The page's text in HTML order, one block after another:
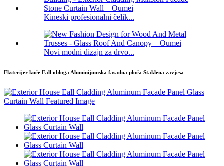
Kineski profesionalni čelik...
Novi modni dizajn za drvo...
Eksterijer kuće Eall obloga Aluminijumska fasadna ploča Staklena zavjesa